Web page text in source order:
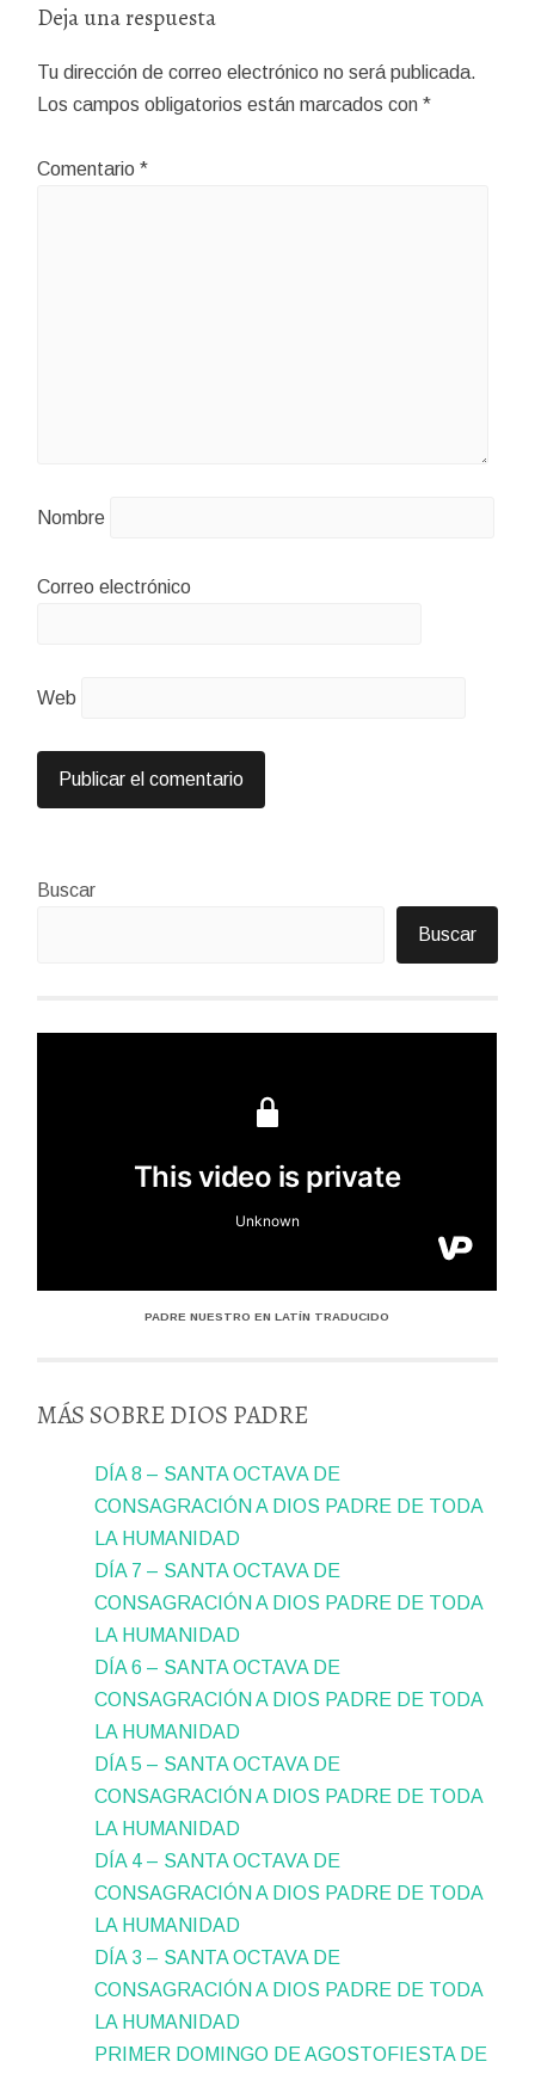
Deja una respuesta
Tu dirección de correo electrónico no será publicada.
Los campos obligatorios están marcados con*
Comentario*
Nombre
Correo electrónico
Web
Buscar
Buscar
PADRE NUESTRO EN LATÍN TRADUCIDO
MÁS SOBRE DIOS PADRE
DÍA 8 – SANTA OCTAVA DE
CONSAGRACIÓN A DIOS PADRE DE TODA
LA HUMANIDAD
DÍA 7 – SANTA OCTAVA DE
CONSAGRACIÓN A DIOS PADRE DE TODA
LA HUMANIDAD
DÍA 6 – SANTA OCTAVA DE
CONSAGRACIÓN A DIOS PADRE DE TODA
LA HUMANIDAD
DÍA 5 – SANTA OCTAVA DE
CONSAGRACIÓN A DIOS PADRE DE TODA
LA HUMANIDAD
DÍA 4 – SANTA OCTAVA DE
CONSAGRACIÓN A DIOS PADRE DE TODA
LA HUMANIDAD
DÍA 3 – SANTA OCTAVA DE
CONSAGRACIÓN A DIOS PADRE DE TODA
LA HUMANIDAD
PRIMER DOMINGO DE AGOSTOFIESTA DE